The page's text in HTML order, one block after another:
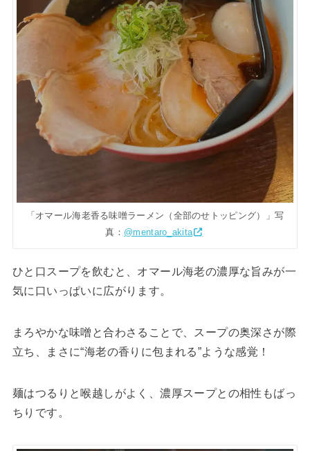
「オマール海老香る味噌ラーメン（全部のせトッピング）」写
真： @mentaro_akita
ひと口スープを飲むと、オマール海老の濃厚な旨みが一
気に口いっぱいに広がります。
まろやかな味噌と合わさることで、スープの奥深さが際
立ち、まさに“海老の香りに包まれる”ような感覚！
麺はつるりと喉越しがよく、濃厚スープとの相性もばっ
ちりです。